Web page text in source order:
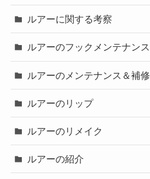
ルアーに関する考察
ルアーのフックメンテナンス
ルアーのメンテナンス＆補修
ルアーのリップ
ルアーのリメイク
ルアーの紹介